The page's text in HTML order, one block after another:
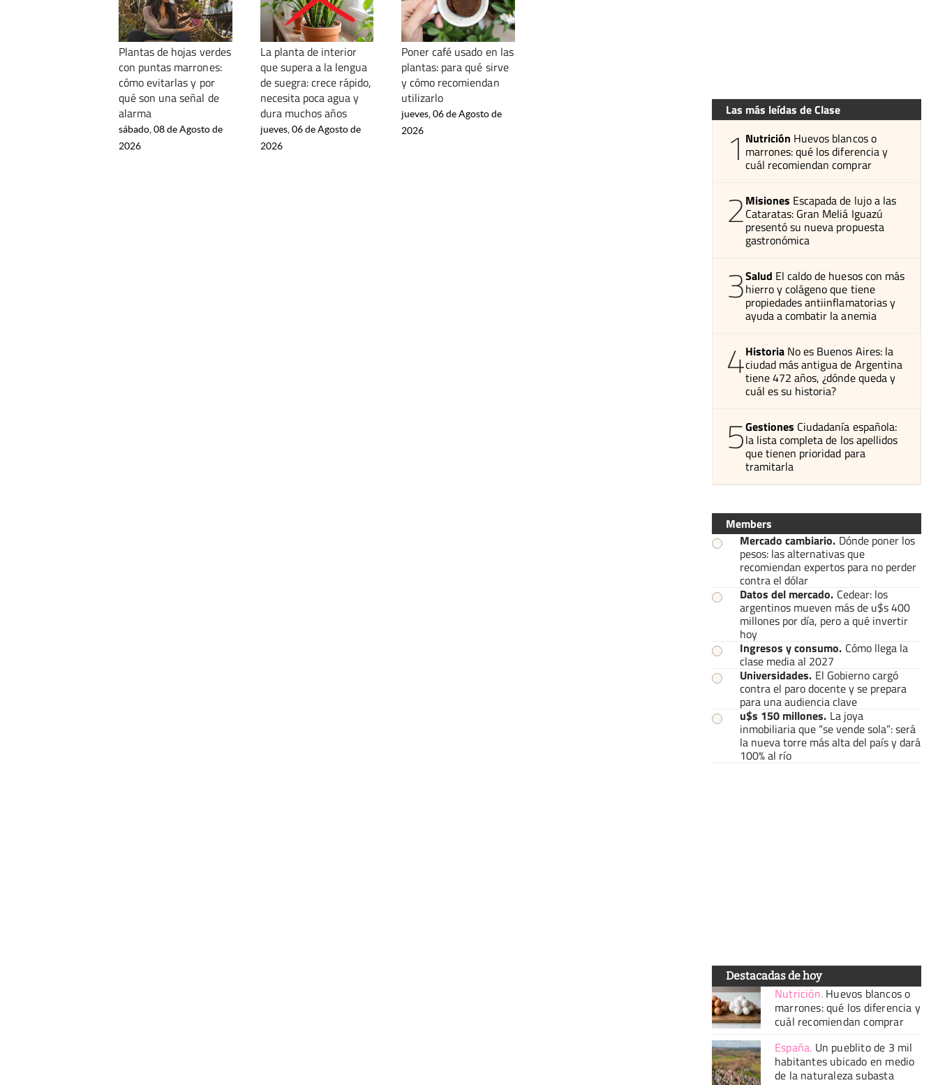
Plantas de hojas verdes
con puntas marrones:
cómo evitarlas y por
qué son una señal de
alarma
sábado, 08 de Agosto de
2026
La planta de interior
que supera a la lengua
de suegra: crece rápido,
necesita poca agua y
dura muchos años
jueves, 06 de Agosto de
2026
Poner café usado en las
plantas: para qué sirve
y cómo recomiendan
utilizarlo
jueves, 06 de Agosto de
2026
Las más leídas de Clase
1 Nutrición Huevos blancos o
marrones: qué los diferencia y
cuál recomiendan comprar
2Misiones Escapada de lujo a las
Cataratas: Gran Meliá Iguazú
presentó su nueva propuesta
gastronómica
3Salud El caldo de huesos con más
hierro y colágeno que tiene
propiedades antiinflamatorias y
ayuda a combatir la anemia
4Historia No es Buenos Aires: la
ciudad más antigua de Argentina
tiene 472 años, ¿dónde queda y
cuál es su historia?
5Gestiones Ciudadanía española:
la lista completa de los apellidos
que tienen prioridad para
tramitarla
Members
Mercado cambiario. Dónde poner los
pesos: las alternativas que
recomiendan expertos para no perder
contra el dólar
Datos del mercado. Cedear: los
argentinos mueven más de u$s 400
millones por día, pero a qué invertir
hoy
Ingresos y consumo. Cómo llega la
clase media al 2027
Universidades. El Gobierno cargó
contra el paro docente y se prepara
para una audiencia clave
u$s 150 millones. La joya
inmobiliaria que “se vende sola”: será
la nueva torre más alta del país y dará
100% al río
Destacadas de hoy
Nutrición. Huevos blancos o
marrones: qué los diferencia y
cuál recomiendan comprar
España. Un pueblito de 3 mil
habitantes ubicado en medio
de la naturaleza subasta